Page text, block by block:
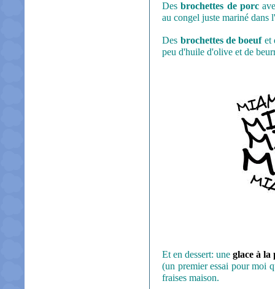
Desbrochettes de porc
au congel juste mariné
Des brochettes de boeufet
peu d'huile d'olive et de
Et en dessert: une glace à la
(un premier essai pour moi
fraises maison.